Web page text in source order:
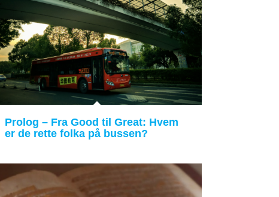
Prolog – Fra Good til Great: Hvem
er de rette folka på bussen?